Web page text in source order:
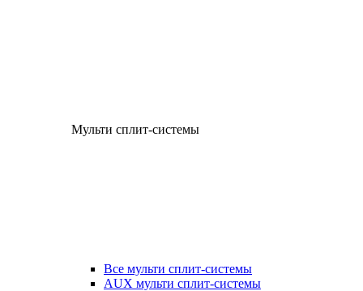
Мульти сплит-системы
Все мульти сплит-системы
AUX мульти сплит-системы